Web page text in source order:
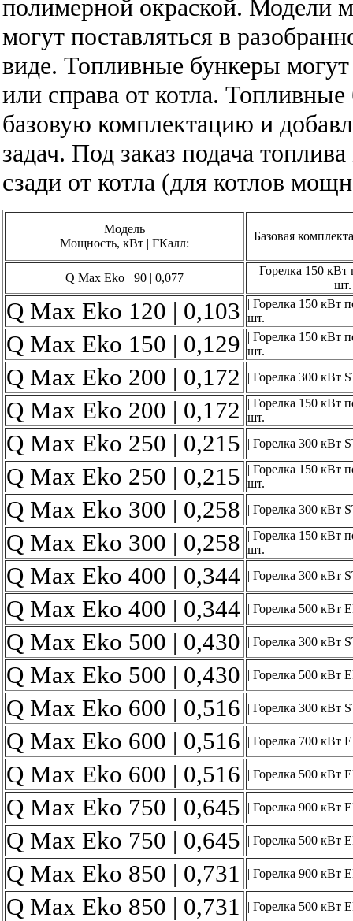
полимерной окраской. Модели
могут поставляться в
виде. Топливные бункеры
или справа от котла.
базовую комплектацию и
задач. Под заказ подача
сзади от котла (для котлов
Модель
Мощность, кВт | ГКалл:
Базовая
Q Max Eko 90 | 0,077
| Горелка 150 кВт
шт.
Q Max Eko 120 | 0,103
| Горелка 150 кВт
шт.
Q Max Eko 150 | 0,129
| Горелка 150 кВт
шт.
Q Max Eko 200 | 0,172 | Горелка 300 кВт
Q Max Eko 200 | 0,172
| Горелка 150 кВт
шт.
Q Max Eko 250 | 0,215 | Горелка 300 кВт
Q Max Eko 250 | 0,215
| Горелка 150 кВт
шт.
Q Max Eko 300 | 0,258 | Горелка 300 кВт
Q Max Eko 300 | 0,258
| Горелка 150 кВт
шт.
Q Max Eko 400 | 0,344 | Горелка 300 кВт
Q Max Eko 400 | 0,344 | Горелка 500 кВт
Q Max Eko 500 | 0,430 | Горелка 300 кВт
Q Max Eko 500 | 0,430 | Горелка 500 кВт
Q Max Eko 600 | 0,516 | Горелка 300 кВт
Q Max Eko 600 | 0,516 | Горелка 700 кВт
Q Max Eko 600 | 0,516 | Горелка 500 кВт
Q Max Eko 750 | 0,645 | Горелка 900 кВт
Q Max Eko 750 | 0,645 | Горелка 500 кВт
Q Max Eko 850 | 0,731 | Горелка 900 кВт
Q Max Eko 850 | 0,731 | Горелка 500 кВт